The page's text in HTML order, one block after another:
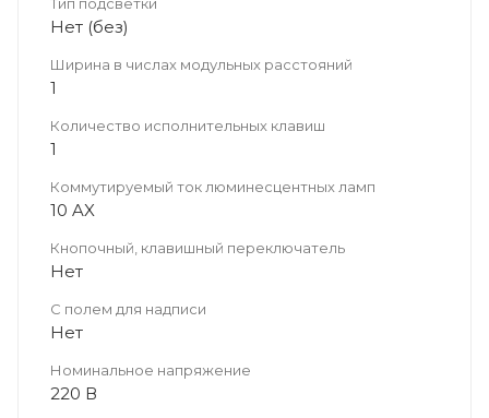
Нет (без)
Ширина в числах модульных расстояний
1
Количество исполнительных клавиш
1
Коммутируемый ток люминесцентных ламп
10 AX
Кнопочный, клавишный переключатель
Нет
С полем для надписи
Нет
Номинальное напряжение
220 В